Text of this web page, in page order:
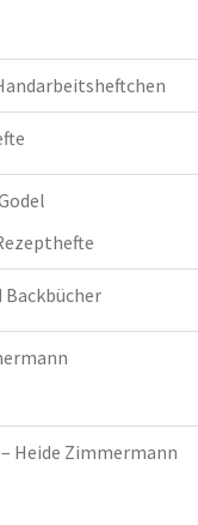
Backbücher
Heide Zimmermann